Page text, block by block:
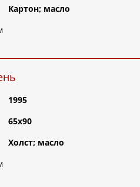
Картон; масло
1995
65х90
Холст; масло